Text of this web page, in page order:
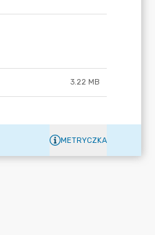
3.22 MB
METRYCZKA